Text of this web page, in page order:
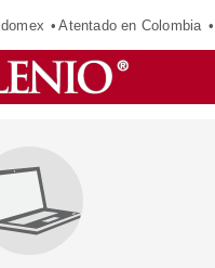
Atentado en Colombia